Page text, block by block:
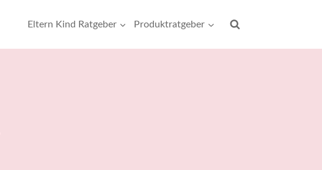
Eltern Kind Ratgeber Produktratgeber